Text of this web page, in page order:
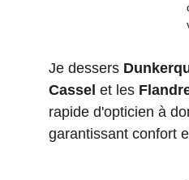
Je dessers
Cassel et les
rapide d'opticien à
garantissant confort